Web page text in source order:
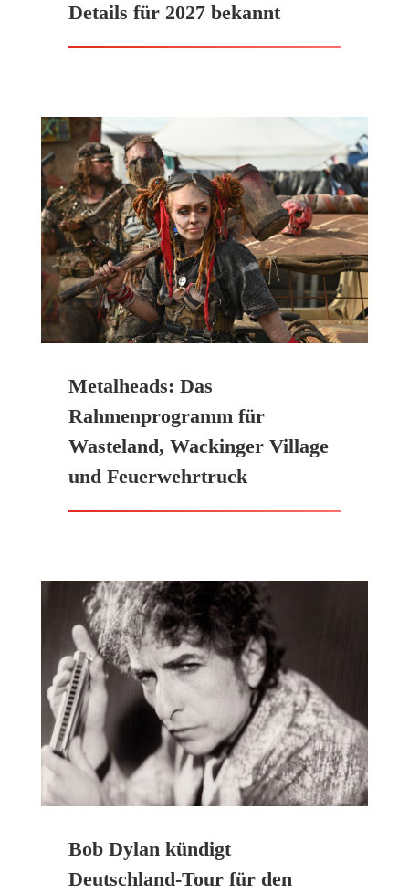
Details für 2027 bekannt
Metalheads: Das
Rahmenprogramm für
Wasteland, Wackinger Village
und Feuerwehrtruck
Bob Dylan kündigt
Deutschland-Tour für den